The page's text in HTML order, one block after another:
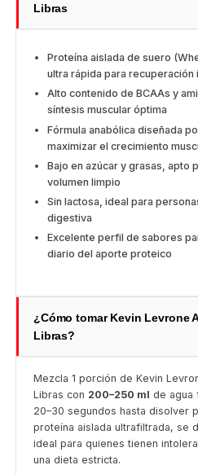
Libras
Proteína aislada de suero
ultra rápida para recuperación
Alto contenido de BCAAs y
síntesis muscular óptima
Fórmula anabólica diseñada
maximizar el crecimiento
Bajo en azúcar y grasas, apto
volumen limpio
Sin lactosa, ideal para
digestiva
Excelente perfil de sabores
diario del aporte proteico
¿Cómo tomar Kevin Levrone
Libras?
Mezcla 1 porción de Kevin
Libras con 200–250 ml de agua
20–30 segundos hasta disolver
proteína aislada ultrafiltrada, se
ideal para quienes tienen
una dieta estricta.